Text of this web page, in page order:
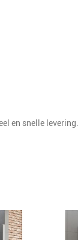
en snelle levering.